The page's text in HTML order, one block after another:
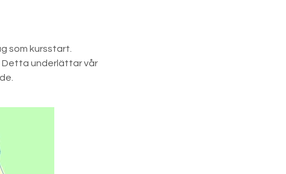
som kursstart.
Detta underlättar vår